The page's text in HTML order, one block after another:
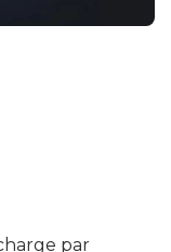
par